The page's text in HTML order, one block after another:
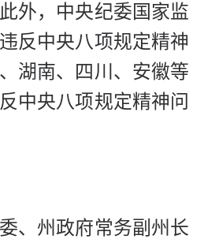
外，中央纪委国家监
反中央八项规定精神
湖南、四川、安徽等
中央八项规定精神问
、州政府常务副州长